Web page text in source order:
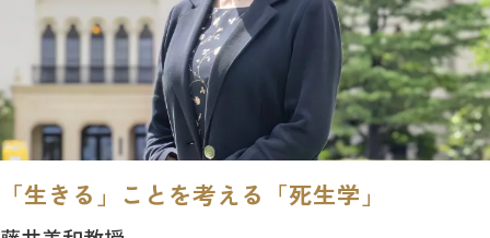
「生きる」ことを考える「死生学」